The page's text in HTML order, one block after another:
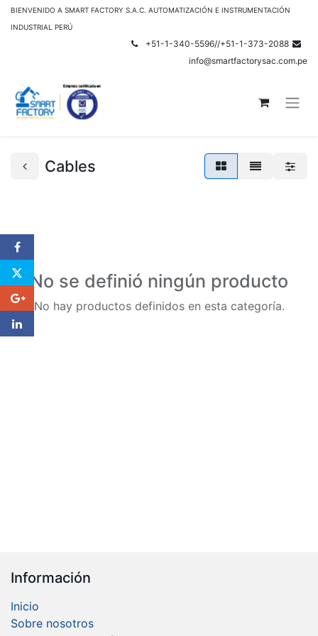
BIENVENIDO A SMART FACTORY S.A.C. AUTOMATIZACIÓN E INSTRUMENTACIÓN
INDUSTRIAL PERÚ
+51-1-340-5596//+51-1-373-2088
info@smartfactorysac.com.pe
Cables
No se definió ningún producto
No hay productos definidos en esta categoría.
Información
Inicio
Sobre nosotros